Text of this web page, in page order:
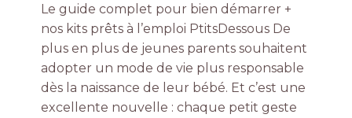
Le guide complet pour bien démarrer +
nos kits prêts à l’emploi PtitsDessous De
plus en plus de jeunes parents souhaitent
adopter un mode de vie plus responsable
dès la naissance de leur bébé. Et c’est une
excellente nouvelle : chaque petit geste